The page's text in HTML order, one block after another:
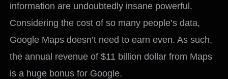
information are undoubtedly insane powerful.
Considering the cost of so many people’s data,
Google Maps doesn’t need to earn even. As such,
the annual revenue of $11 billion dollar from Maps
is a huge bonus for Google.